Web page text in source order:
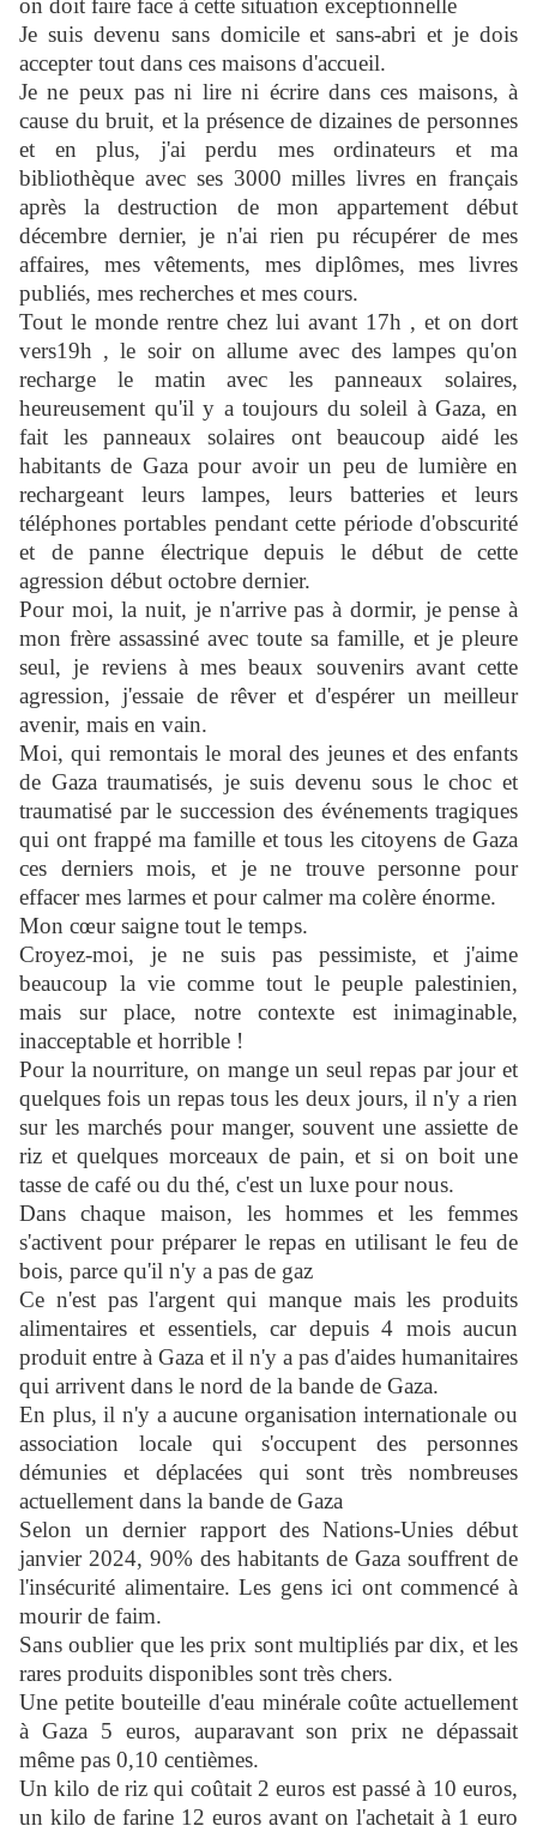
on doit faire face à cette situation exceptionnelle
Je suis devenu sans domicile et sans-abri et je dois
accepter tout dans ces maisons d'accueil.
Je ne peux pas ni lire ni écrire dans ces maisons, à
cause du bruit, et la présence de dizaines de personnes
et en plus, j'ai perdu mes ordinateurs et ma
bibliothèque avec ses 3000 milles livres en français
après la destruction de mon appartement début
décembre dernier, je n'ai rien pu récupérer de mes
affaires, mes vêtements, mes diplômes, mes livres
publiés, mes recherches et mes cours.
Tout le monde rentre chez lui avant 17h , et on dort
vers19h , le soir on allume avec des lampes qu'on
recharge le matin avec les panneaux solaires,
heureusement qu'il y a toujours du soleil à Gaza, en
fait les panneaux solaires ont beaucoup aidé les
habitants de Gaza pour avoir un peu de lumière en
rechargeant leurs lampes, leurs batteries et leurs
téléphones portables pendant cette période d'obscurité
et de panne électrique depuis le début de cette
agression début octobre dernier.
Pour moi, la nuit, je n'arrive pas à dormir, je pense à
mon frère assassiné avec toute sa famille, et je pleure
seul, je reviens à mes beaux souvenirs avant cette
agression, j'essaie de rêver et d'espérer un meilleur
avenir, mais en vain.
Moi, qui remontais le moral des jeunes et des enfants
de Gaza traumatisés, je suis devenu sous le choc et
traumatisé par le succession des événements tragiques
qui ont frappé ma famille et tous les citoyens de Gaza
ces derniers mois, et je ne trouve personne pour
effacer mes larmes et pour calmer ma colère énorme.
Mon cœur saigne tout le temps.
Croyez-moi, je ne suis pas pessimiste, et j'aime
beaucoup la vie comme tout le peuple palestinien,
mais sur place, notre contexte est inimaginable,
inacceptable et horrible !
Pour la nourriture, on mange un seul repas par jour et
quelques fois un repas tous les deux jours, il n'y a rien
sur les marchés pour manger, souvent une assiette de
riz et quelques morceaux de pain, et si on boit une
tasse de café ou du thé, c'est un luxe pour nous.
Dans chaque maison, les hommes et les femmes
s'activent pour préparer le repas en utilisant le feu de
bois, parce qu'il n'y a pas de gaz
Ce n'est pas l'argent qui manque mais les produits
alimentaires et essentiels, car depuis 4 mois aucun
produit entre à Gaza et il n'y a pas d'aides humanitaires
qui arrivent dans le nord de la bande de Gaza.
En plus, il n'y a aucune organisation internationale ou
association locale qui s'occupent des personnes
démunies et déplacées qui sont très nombreuses
actuellement dans la bande de Gaza
Selon un dernier rapport des Nations-Unies début
janvier 2024, 90% des habitants de Gaza souffrent de
l'insécurité alimentaire. Les gens ici ont commencé à
mourir de faim.
Sans oublier que les prix sont multipliés par dix, et les
rares produits disponibles sont très chers.
Une petite bouteille d'eau minérale coûte actuellement
à Gaza 5 euros, auparavant son prix ne dépassait
même pas 0,10 centièmes.
Un kilo de riz qui coûtait 2 euros est passé à 10 euros,
un kilo de farine 12 euros avant on l'achetait à 1 euro